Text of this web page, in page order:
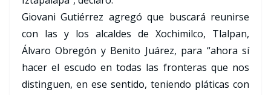
Giovani Gutiérrez agregó que buscará reunirse
con las y los alcaldes de Xochimilco, Tlalpan,
Álvaro Obregón y Benito Juárez, para “ahora sí
hacer el escudo en todas las fronteras que nos
distinguen, en ese sentido, teniendo pláticas con